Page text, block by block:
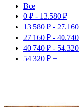
Все
0 ₽ - 13.580 ₽
13.580 ₽ - 27.160
27.160 ₽ - 40.740
40.740 ₽ - 54.320
54.320 ₽ +